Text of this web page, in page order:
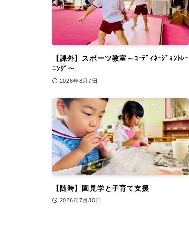
【課外】スポーツ教室～ｺｰﾃﾞｨﾈｰｼﾞｮﾝﾄﾚｰ
ﾆﾝｸﾞ～
2026年8月7日
【随時】園見学と子育て支援
2026年7月30日